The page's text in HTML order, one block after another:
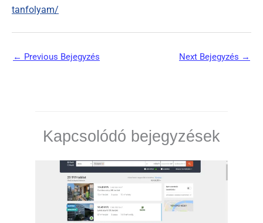
tanfolyam/
← Previous Bejegyzés Next Bejegyzés →
Kapcsolódó bejegyzések